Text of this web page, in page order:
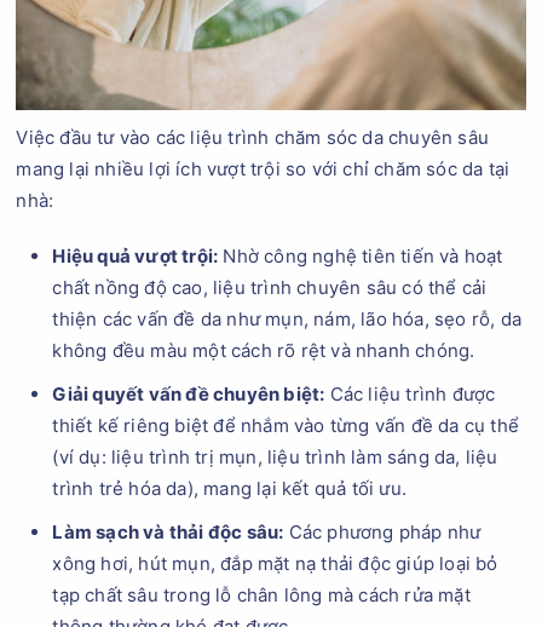
Việc đầu tư vào các liệu trình chăm sóc da chuyên sâu
mang lại nhiều lợi ích vượt trội so với chỉ chăm sóc da tại
nhà:
Hiệu quả vượt trội: Nhờ công nghệ tiên tiến và hoạt
chất nồng độ cao, liệu trình chuyên sâu có thể cải
thiện các vấn đề da như mụn, nám, lão hóa, sẹo rỗ, da
không đều màu một cách rõ rệt và nhanh chóng.
Giải quyết vấn đề chuyên biệt: Các liệu trình được
thiết kế riêng biệt để nhắm vào từng vấn đề da cụ thể
(ví dụ: liệu trình trị mụn, liệu trình làm sáng da, liệu
trình trẻ hóa da), mang lại kết quả tối ưu.
Làm sạch và thải độc sâu: Các phương pháp như
xông hơi, hút mụn, đắp mặt nạ thải độc giúp loại bỏ
tạp chất sâu trong lỗ chân lông mà cách rửa mặt